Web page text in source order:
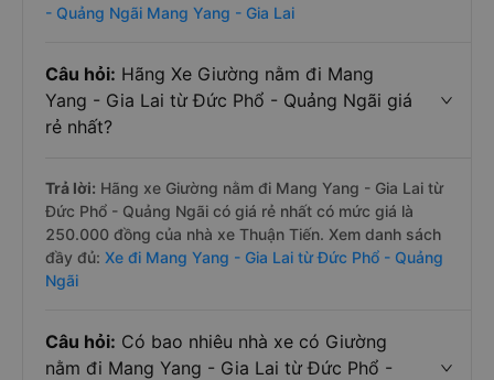
- Quảng Ngãi Mang Yang - Gia Lai
Câu hỏi: Hãng Xe Giường nằm đi Mang
Yang - Gia Lai từ Đức Phổ - Quảng Ngãi giá
rẻ nhất?
Trả lời: Hãng xe Giường nằm đi Mang Yang - Gia Lai từ
Đức Phổ - Quảng Ngãi có giá rẻ nhất có mức giá là
250.000 đồng của nhà xe Thuận Tiến. Xem danh sách
đầy đủ: Xe đi Mang Yang - Gia Lai từ Đức Phổ - Quảng
Ngãi
Câu hỏi: Có bao nhiêu nhà xe có Giường
nằm đi Mang Yang - Gia Lai từ Đức Phổ -